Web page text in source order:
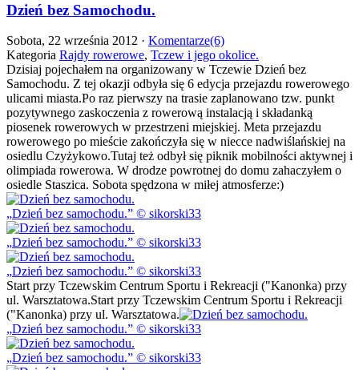
Dzień bez Samochodu.
Sobota, 22 września 2012 · Komentarze(6)
Kategoria Rajdy rowerowe, Tczew i jego okolice.
Dzisiaj pojechałem na organizowany w Tczewie Dzień bez
Samochodu. Z tej okazji odbyła się 6 edycja przejazdu rowerowego
ulicami miasta.Po raz pierwszy na trasie zaplanowano tzw. punkt
pozytywnego zaskoczenia z rowerową instalacją i składanką
piosenek rowerowych w przestrzeni miejskiej. Meta przejazdu
rowerowego po mieście zakończyła się w niecce nadwiślańskiej na
osiedlu Czyżykowo.Tutaj też odbył się piknik mobilności aktywnej i
olimpiada rowerowa. W drodze powrotnej do domu zahaczyłem o
osiedle Staszica. Sobota spędzona w miłej atmosferze:)
Dzień bez samochodu. © sikorski33
Dzień bez samochodu. © sikorski33
Dzień bez samochodu.
© sikorski33
Start przy Tczewskim Centrum Sportu i Rekreacji ("Kanonka) przy
ul. Warsztatowa.Start przy Tczewskim Centrum Sportu i Rekreacji
("Kanonka) przy ul. Warsztatowa.
Dzień bez samochodu.
© sikorski33
Dzień bez samochodu. © sikorski33